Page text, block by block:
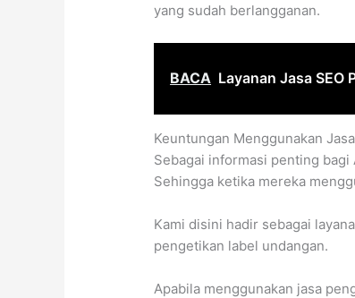
yang sudah berlangganan.
BACA Layanan Jasa SEO
Keuntungan Menggunakan
Sebagai informasi penting bagi
Sehingga ketika mereka
Kami disini hadir sebagai
pengetikan label undangan.
Apabila menggunakan jasa